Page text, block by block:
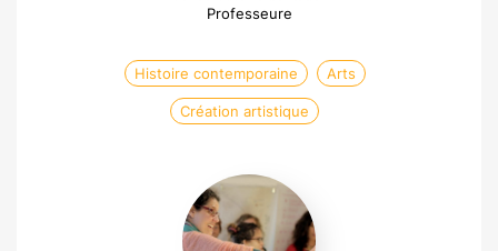
Professeure
Histoire contemporaine Arts
Création artistique
Marjorie
Nadal